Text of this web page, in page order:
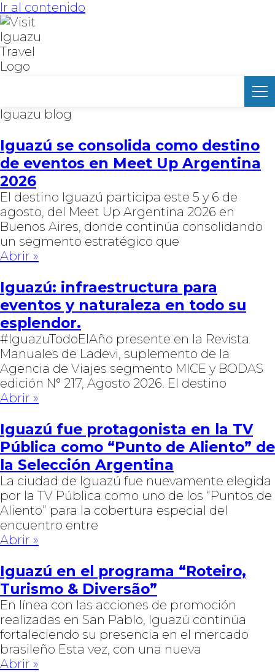
Ir al contenido
Iguazu blog
Iguazú se consolida como destino
de eventos en Meet Up Argentina
2026
El destino Iguazú participa este 5 y 6 de
agosto, del Meet Up Argentina 2026 en
Buenos Aires, donde continúa consolidando
un segmento estratégico que
Abrir »
Iguazú: infraestructura para
eventos y naturaleza en todo su
esplendor.
#IguazuTodoElAño presente en la Revista
Manuales de Ladevi, suplemento de la
Agencia de Viajes segmento MICE y BODAS
edición N° 217, Agosto 2026. El destino
Abrir »
Iguazú fue protagonista en la TV
Pública como “Punto de Aliento” de
la Selección Argentina
La ciudad de Iguazú fue nuevamente elegida
por la TV Pública como uno de los “Puntos de
Aliento” para la cobertura especial del
encuentro entre
Abrir »
Iguazú en el programa “Roteiro,
Turismo & Diversão”
En línea con las acciones de promoción
realizadas en San Pablo, Iguazú continúa
fortaleciendo su presencia en el mercado
brasileño Esta vez, con una nueva
Abrir »